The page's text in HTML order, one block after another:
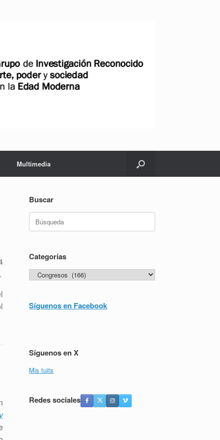
Multimedia
.
Buscar
Buscar:
Categorías
Categorías
Síguenos en Facebook
Síguenos en X
Mis tuits
Redes sociales